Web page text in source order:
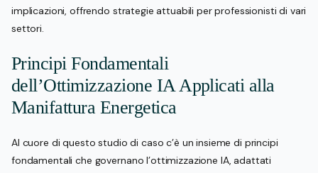
implicazioni, offrendo strategie attuabili per professionisti di vari
settori.
Principi Fondamentali
dell’Ottimizzazione IA Applicati alla
Manifattura Energetica
Al cuore di questo studio di caso c’è un insieme di principi
fondamentali che governano l’ottimizzazione IA, adattati